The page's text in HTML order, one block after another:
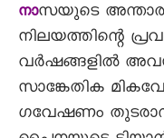
നാസയുടെ
നിലയത്തിന്റെ
വർഷങ്ങളിൽ
സാങ്കേതിക
ഗവേഷണം